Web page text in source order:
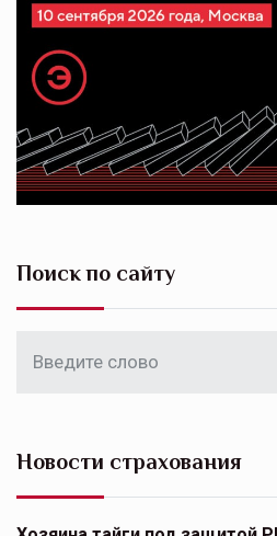
Поиск по сайту
Новости страхования